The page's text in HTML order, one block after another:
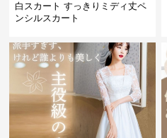
白スカート すっきりミディ丈ペ
ンシルスカート